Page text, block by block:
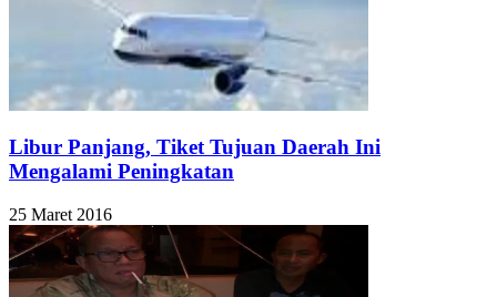
Libur Panjang, Tiket Tujuan Daerah Ini
Mengalami Peningkatan
25 Maret 2016